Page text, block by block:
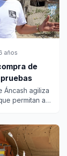
años
de
Áncash agiliza
permitan a